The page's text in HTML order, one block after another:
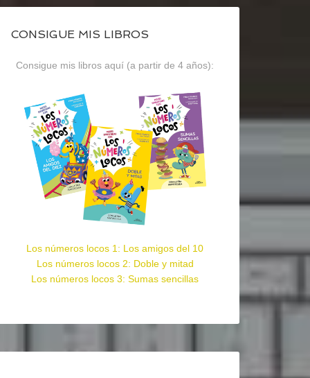
CONSIGUE MIS LIBROS
Consigue mis libros aquí (a partir de 4 años):
Los números locos 1: Los amigos del 10
Los números locos 2: Doble y mitad
Los números locos 3: Sumas sencillas